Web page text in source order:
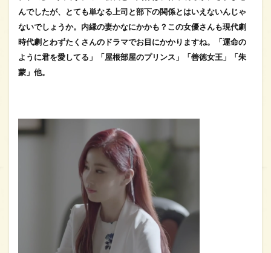
んでしたが、とても単なる上司と部下の関係とはいえないんじゃ
ないでしょうか。内縁の妻かなにかかも？この女優さんも現代劇
時代劇とわずたくさんのドラマでお目にかかりますね。「運命の
ように君を愛してる」「屋根部屋のプリンス」「善徳女王」「朱
蒙」他。